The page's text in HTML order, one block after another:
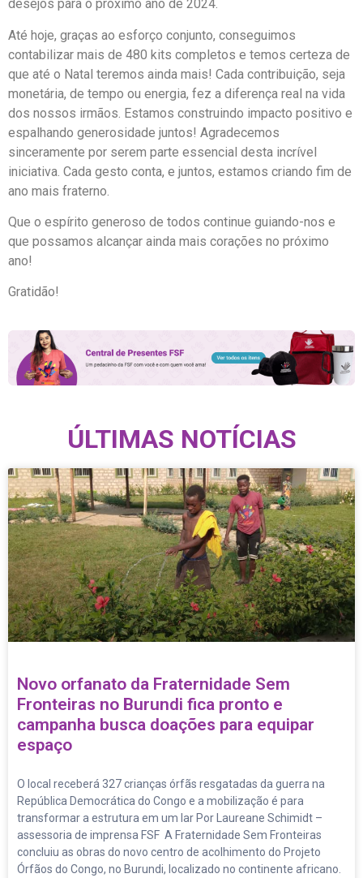
desejos para o próximo ano de 2024.
Até hoje, graças ao esforço conjunto, conseguimos
contabilizar mais de 480 kits completos e temos certeza de
que até o Natal teremos ainda mais! Cada contribuição, seja
monetária, de tempo ou energia, fez a diferença real na vida
dos nossos irmãos. Estamos construindo impacto positivo e
espalhando generosidade juntos! Agradecemos
sinceramente por serem parte essencial desta incrível
iniciativa. Cada gesto conta, e juntos, estamos criando fim de
ano mais fraterno.
Que o espírito generoso de todos continue guiando-nos e
que possamos alcançar ainda mais corações no próximo
ano!
Gratidão!
ÚLTIMAS NOTÍCIAS
Novo orfanato da Fraternidade Sem
Fronteiras no Burundi fica pronto e
campanha busca doações para equipar
espaço
O local receberá 327 crianças órfãs resgatadas da guerra na
República Democrática do Congo e a mobilização é para
transformar a estrutura em um lar Por Laureane Schimidt –
assessoria de imprensa FSF A Fraternidade Sem Fronteiras
concluiu as obras do novo centro de acolhimento do Projeto
Órfãos do Congo, no Burundi, localizado no continente africano.